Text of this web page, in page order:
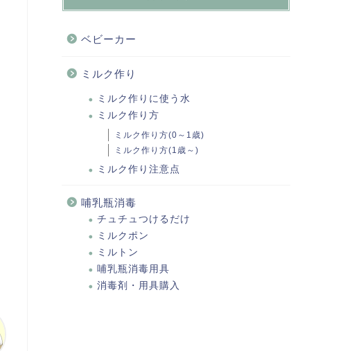
ベビーカー
ミルク作り
ミルク作りに使う水
ミルク作り方
ミルク作り方(0～1歳)
ミルク作り方(1歳～)
ミルク作り注意点
哺乳瓶消毒
チュチュつけるだけ
ミルクポン
ミルトン
哺乳瓶消毒用具
消毒剤・用具購入